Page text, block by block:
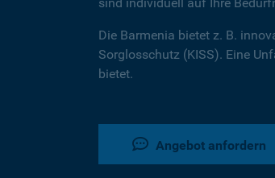
Die Barmenia bietet z. B.
Sorglosschutz (KISS). Eine
bietet.
Angebot anfordern